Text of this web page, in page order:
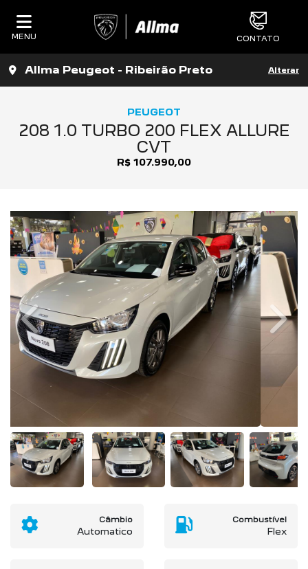
MENU CONTATO
Allma Peugeot - Ribeirão Preto Alterar
PEUGEOT
208 1.0 TURBO 200 FLEX ALLURE
CVT
R$ 107.990,00
Previous Next
Câmbio
Automatico
Combustível
Flex